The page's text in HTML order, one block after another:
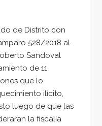
de Distrito con
528/2018 al
Sandoval
de 11
que lo
ilícito,
luego de que las
la fiscalía